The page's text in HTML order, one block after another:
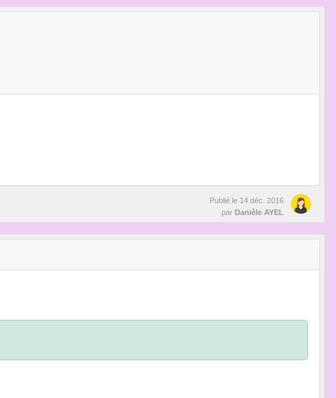
Publié le 14 déc. 2016
par Danièle AYEL